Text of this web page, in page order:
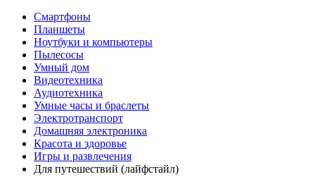
Смартфоны
Планшеты
Ноутбуки и компьютеры
Пылесосы
Умный дом
Видеотехника
Аудиотехника
Умные часы и браслеты
Электротранспорт
Домашняя электроника
Красота и здоровье
Игры и развлечения
Для путешествий (лайфстайл)